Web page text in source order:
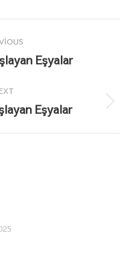
PreviousEşyalar
Next
Eşyalar